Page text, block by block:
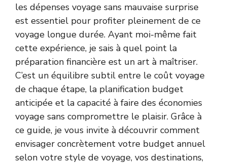
les dépenses voyage sans mauvaise surprise
est essentiel pour profiter pleinement de ce
voyage longue durée. Ayant moi-même fait
cette expérience, je sais à quel point la
préparation financière est un art à maîtriser.
C’est un équilibre subtil entre le coût voyage
de chaque étape, la planification budget
anticipée et la capacité à faire des économies
voyage sans compromettre le plaisir. Grâce à
ce guide, je vous invite à découvrir comment
envisager concrètement votre budget annuel
selon votre style de voyage, vos destinations,